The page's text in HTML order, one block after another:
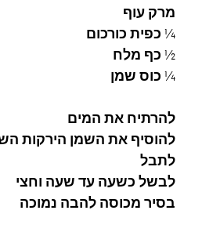
מרק עוף
¼ כפית כורכום
½ כף מלח
¼ כוס שמן
להרתיח את המים
להוסיף את השמן הירקות
לתבל
לבשל כשעה עד שעה וחצי
בסיר מכוסה להבה נמוכה